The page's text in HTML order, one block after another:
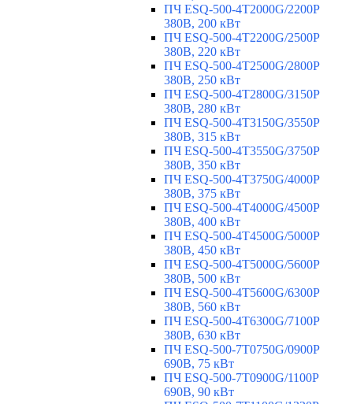
ПЧ ESQ-500-4T2000G/2200P
380В, 200 кВт
ПЧ ESQ-500-4T2200G/2500P
380В, 220 кВт
ПЧ ESQ-500-4T2500G/2800P
380В, 250 кВт
ПЧ ESQ-500-4T2800G/3150P
380В, 280 кВт
ПЧ ESQ-500-4T3150G/3550P
380В, 315 кВт
ПЧ ESQ-500-4T3550G/3750P
380В, 350 кВт
ПЧ ESQ-500-4T3750G/4000P
380В, 375 кВт
ПЧ ESQ-500-4T4000G/4500P
380В, 400 кВт
ПЧ ESQ-500-4T4500G/5000P
380В, 450 кВт
ПЧ ESQ-500-4T5000G/5600P
380В, 500 кВт
ПЧ ESQ-500-4T5600G/6300P
380В, 560 кВт
ПЧ ESQ-500-4T6300G/7100P
380В, 630 кВт
ПЧ ESQ-500-7T0750G/0900P
690В, 75 кВт
ПЧ ESQ-500-7T0900G/1100P
690В, 90 кВт